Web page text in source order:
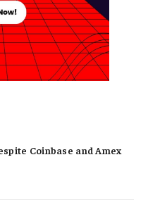
Coinbase and Amex